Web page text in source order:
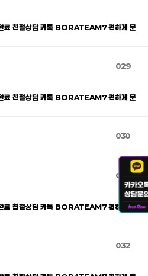
친절상담 카톡 BORATEAM7 편하게 문
029
친절상담 카톡 BORATEAM7 편하게 문
030
031
친절상담 카톡 BORATEAM7 편하게 문
032